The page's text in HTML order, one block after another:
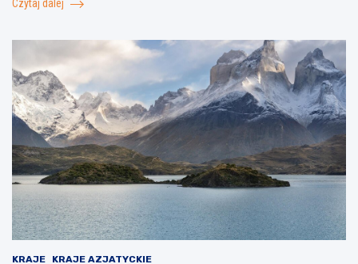
Czytaj dalej
KRAJE KRAJE AZJATYCKIE